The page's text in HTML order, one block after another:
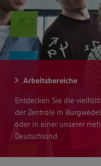
Arbeitsbereiche
Entdecken Sie die
der Zentrale in
oder in einer unserer
Deutschland.